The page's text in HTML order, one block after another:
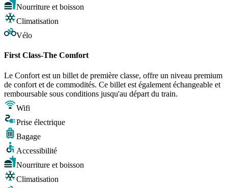
Nourriture et boisson
Climatisation
Vélo
First Class-The Comfort
Le Confort est un billet de première classe, offre un niveau premium
de confort et de commodités. Ce billet est également échangeable et
remboursable sous conditions jusqu'au départ du train.
Wifi
Prise électrique
Bagage
Accessibilité
Nourriture et boisson
Climatisation